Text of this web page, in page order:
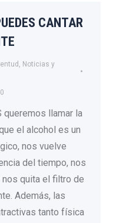
CANTAR
, Noticias y
queremos llamar la
el alcohol es un
nos vuelve
del tiempo, nos
quita el filtro de
Además, las
tanto física